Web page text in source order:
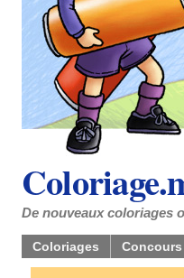
De nouveaux coloriages
Coloriages Concours